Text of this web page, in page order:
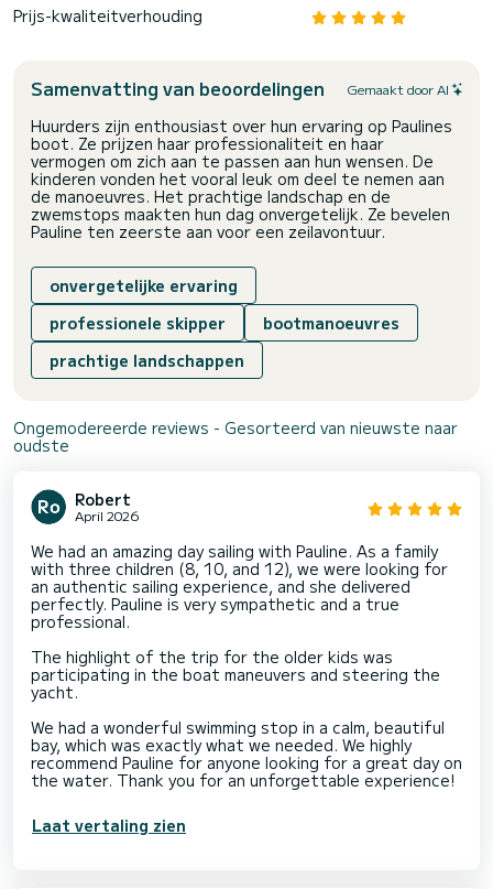
Prijs-kwaliteitverhouding
Samenvatting van beoordelingen Gemaakt door AI
Huurders zijn enthousiast over hun ervaring op Paulines
boot. Ze prijzen haar professionaliteit en haar
vermogen om zich aan te passen aan hun wensen. De
kinderen vonden het vooral leuk om deel te nemen aan
de manoeuvres. Het prachtige landschap en de
zwemstops maakten hun dag onvergetelijk. Ze bevelen
Pauline ten zeerste aan voor een zeilavontuur.
onvergetelijke ervaring
professionele skipper
bootmanoeuvres
prachtige landschappen
Ongemodereerde reviews - Gesorteerd van nieuwste naar
oudste
Robert
April 2026
We had an amazing day sailing with Pauline. As a family
with three children (8, 10, and 12), we were looking for
an authentic sailing experience, and she delivered
perfectly. Pauline is very sympathetic and a true
professional.
The highlight of the trip for the older kids was
participating in the boat maneuvers and steering the
yacht.
We had a wonderful swimming stop in a calm, beautiful
bay, which was exactly what we needed. We highly
recommend Pauline for anyone looking for a great day on
the water. Thank you for an unforgettable experience!
Laat vertaling zien